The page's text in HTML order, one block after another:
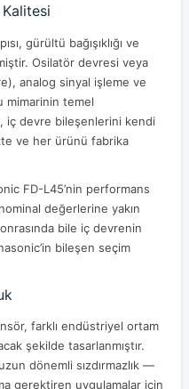
gürültü bağışıklığı ve
Osilatör devresi veya
analog sinyal işleme ve
mimarinin temel
iç devre bileşenlerini kendi
ve her ürünü fabrika
FD-L45’nin performans
değerlerine yakın
bile iç devrenin
bileşen seçim
farklı endüstriyel ortam
şekilde tasarlanmıştır.
dönemli sızdırmazlık —
gerektiren uygulamalar için